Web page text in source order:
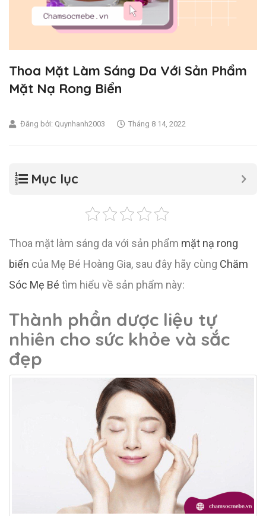
Thoa Mặt Làm Sáng Da Với Sản Phẩm
Mặt Nạ Rong Biển
Đăng bởi: Quynhanh2003 Tháng 8 14, 2022
Mục lục
Thoa mặt làm sáng da với sản phẩm mặt nạ rong
biển của Mẹ Bé Hoàng Gia, sau đây hãy cùng Chăm
Sóc Mẹ Bé tìm hiểu về sản phẩm này:
Thành phần dược liệu tự
nhiên cho sức khỏe và sắc
đẹp